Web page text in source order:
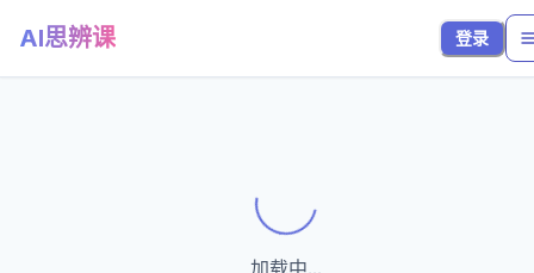
AI思辨课 登录
Loading...
加载中...